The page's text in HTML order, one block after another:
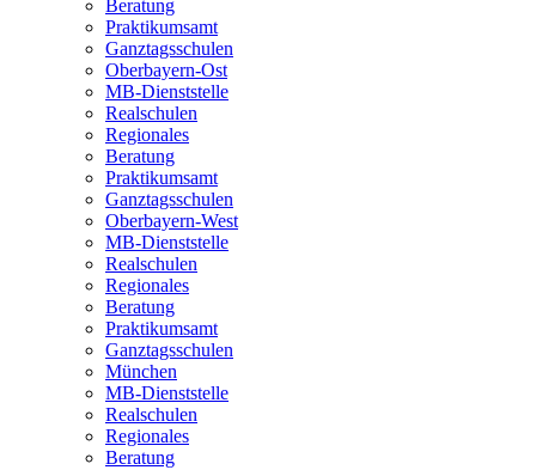
Beratung
Praktikumsamt
Ganztagsschulen
Oberbayern-Ost
MB-Dienststelle
Realschulen
Regionales
Beratung
Praktikumsamt
Ganztagsschulen
Oberbayern-West
MB-Dienststelle
Realschulen
Regionales
Beratung
Praktikumsamt
Ganztagsschulen
München
MB-Dienststelle
Realschulen
Regionales
Beratung